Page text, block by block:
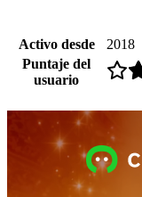
Activo desde
2018
Puntaje del
usuario